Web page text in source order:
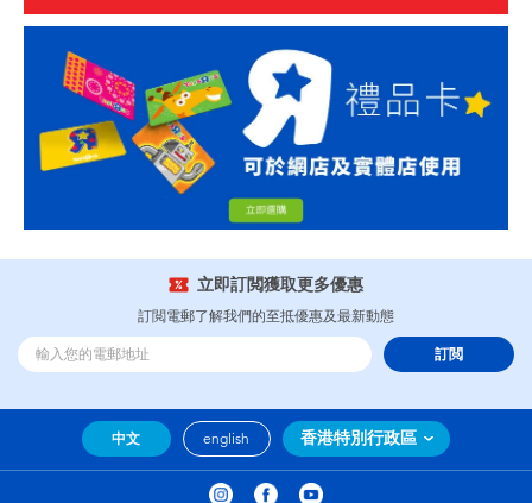
立即訂閲獲取更多優惠
訂閲電郵了解我們的至抵優惠及最新動態
訂閲
中文 english 香港特別行政區